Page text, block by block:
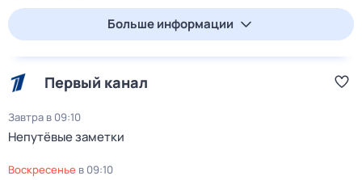
Больше информации
Первый канал
Завтра в 09:10
Непутёвые заметки
воскресенье в 09:10